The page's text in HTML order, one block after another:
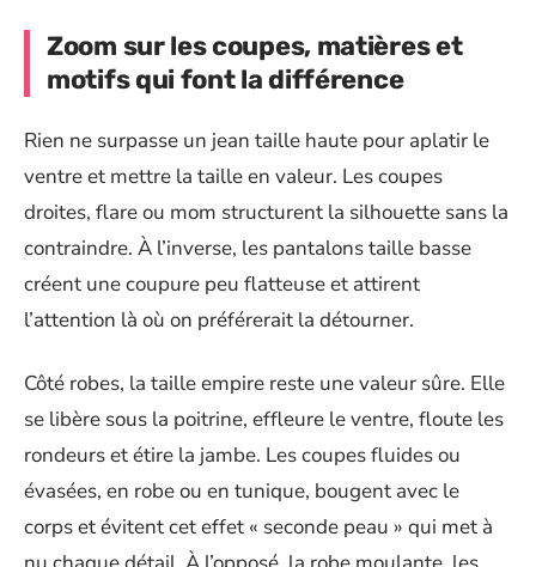
Zoom sur les coupes, matières et
motifs qui font la différence
Rien ne surpasse un jean taille haute pour aplatir le
ventre et mettre la taille en valeur. Les coupes
droites, flare ou mom structurent la silhouette sans la
contraindre. À l’inverse, les pantalons taille basse
créent une coupure peu flatteuse et attirent
l’attention là où on préférerait la détourner.
Côté robes, la taille empire reste une valeur sûre. Elle
se libère sous la poitrine, effleure le ventre, floute les
rondeurs et étire la jambe. Les coupes fluides ou
évasées, en robe ou en tunique, bougent avec le
corps et évitent cet effet « seconde peau » qui met à